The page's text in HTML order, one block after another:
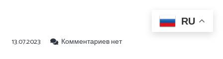
13.07.2023 Комментариев нет
RU